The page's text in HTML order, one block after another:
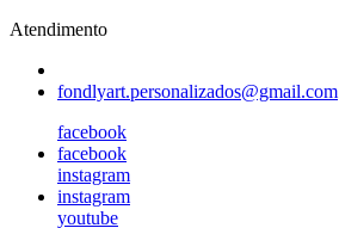
Atendimento
fondlyart.personalizados@gmail.com
facebook
facebook
instagram
instagram
youtube